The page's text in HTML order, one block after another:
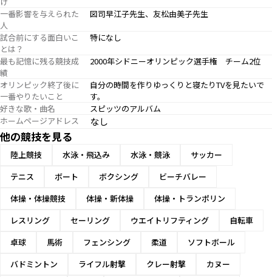
一番影響を与えられた
人
図司早江子先生、友松由美子先生
試合前にする面白いこ
とは？
特になし
最も記憶に残る競技成
績
2000年シドニーオリンピック選手権 チーム2位
オリンピック終了後に
一番やりたいこと
自分の時間を作りゆっくりと寝たりTVを見たいで
す。
好きな歌・曲名
スピッツのアルバム
ホームページアドレス
なし
他の競技を見る
陸上競技 水泳・飛込み 水泳・競泳
サッカー
テニス
ボート ボクシング
ビーチバレー
体操・体操競技
体操・新体操
体操・トランポリン
レスリング
セーリング ウエイトリフティング
自転車
卓球
馬術 フェンシング 柔道
ソフトボール
バドミントン
ライフル射撃 クレー射撃
カヌー